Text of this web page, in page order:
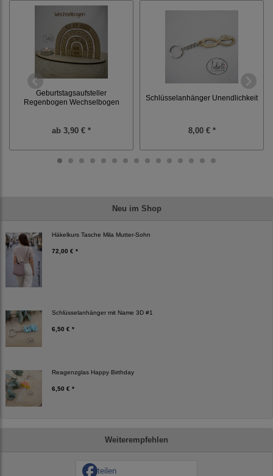
Neu im Shop
Häkelkurs Tasche Mila Mutter-Sohn
72,00 € *
Schlüsselanhänger mit Name 3D #1
6,50 € *
Reagenzglas Happy Birthday
6,50 € *
Weiterempfehlen
teilen
Geburtstagsaufsteller
Regenbogen Wechselbogen
ab 3,90 € *
Schlüsselanhänger Unendlichkeit
8,00 € *